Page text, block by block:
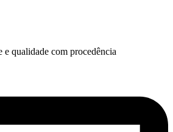
e qualidade com procedência